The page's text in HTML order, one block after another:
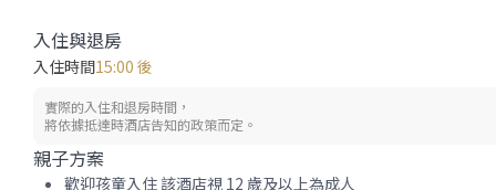
入住與退房
入住時間15:00 後
實際的入住和退房時間，
將依據抵達時酒店告知的政策而定。
親子方案
歡迎孩童入住 該酒店視 12 歲及以上為成人